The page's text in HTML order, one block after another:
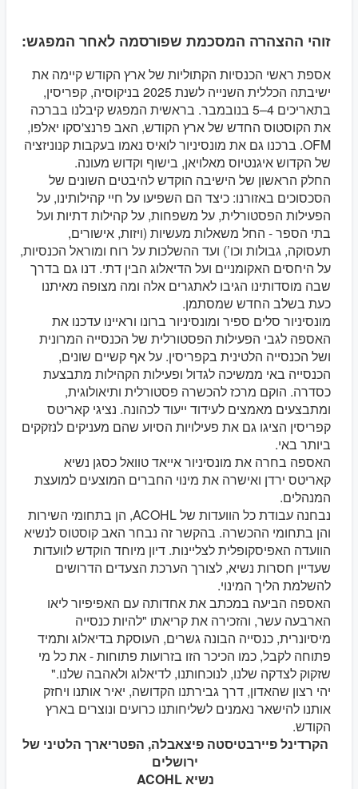
זוהי ההצהרה המסכמת שפורסמה לאחר המפגש:
אספת ראשי הכנסיות הקתוליות של ארץ הקודש קיימה את
ישיבתה הכללית השנייה לשנת 2025 בניקוסיה, קפריסין,
בתאריכים 4–5 בנובמבר. בראשית המפגש קיבלנו בברכה
את הקוסטוס החדש של ארץ הקודש, האב פרנצ'סקו יאלפו,
OFM. ברכנו גם את מונסיניור לואיס נאמו בעקבות קנוניזציה
של הקדוש איגנטיוס מאלויאן, בישוף וקדוש מעונה.
החלק הראשון של הישיבה הוקדש להיבטים השונים של
הסכסוכים באזורנו: כיצד הם השפיעו על חיי קהילותינו, על
הפעילות הפסטורלית, על משפחות, על קהילות דתיות ועל
בתי הספר - החל משאלות מעשיות (ויזות, אישורים,
תעסוקה, גבולות וכו’) ועד ההשלכות על רוח ומוראל הכנסיות,
על היחסים האקומניים ועל הדיאלוג הבין דתי. דנו גם בדרך
שבה מוסדותינו הגיבו לאתגרים אלה ומה מצופה מאיתנו
כעת בשלב החדש שמסתמן.
מונסיניור סלים ספיר ומונסיניור ברונו וראיינו עדכנו את
האספה לגבי הפעילות הפסטורלית של הכנסייה המרונית
ושל הכנסייה הלטינית בקפריסין. על אף קשיים שונים,
הכנסייה באי ממשיכה לגדול ופעילות הקהילות מתבצעת
כסדרה. הוקם מרכז להכשרה פסטורלית ותיאולוגית,
ומתבצעים מאמצים לעידוד ייעוד לכהונה. נציגי קאריטס
קפריסין הציגו גם את פעילויות הסיוע שהם מעניקים לנזקקים
ביותר באי.
האספה בחרה את מונסיניור אייאד טוואל כסגן נשיא
קאריטס ירדן ואישרה את מינוי החברים המוצעים למועצת
המנהלים.
נבחנה עבודת כל הוועדות של ACOHL, הן בתחומי השירות
והן בתחומי ההכשרה. בהקשר זה נבחר האב קוסטוס לנשיא
הוועדה האפיסקופלית לצליינות. דיון מיוחד הוקדש לוועדות
שעדיין חסרות נשיא, לצורך הערכת הצעדים הדרושים
להשלמת הליך המינוי.
האספה הביעה במכתב את אחדותה עם האפיפיור ליאו
הארבעה עשר, והזכירה את קריאתו "להיות כנסייה
מיסיונרית, כנסייה הבונה גשרים, העוסקת בדיאלוג ותמיד
פתוחה לקבל, כמו הכיכר הזו בזרועות פתוחות - את כל מי
שזקוק לצדקה שלנו, לנוכחותנו, לדיאלוג ולאהבה שלנו."
יהי רצון שהאדון, דרך גבירתנו הקדושה, יאיר אותנו ויחזק
אותנו להישאר נאמנים לשליחותנו כרועים ונוצרים בארץ
הקודש.
הקרדינל פיירבטיסטה פיצאבלה, הפטריארך הלטיני של
ירושלים
נשיא ACOHL